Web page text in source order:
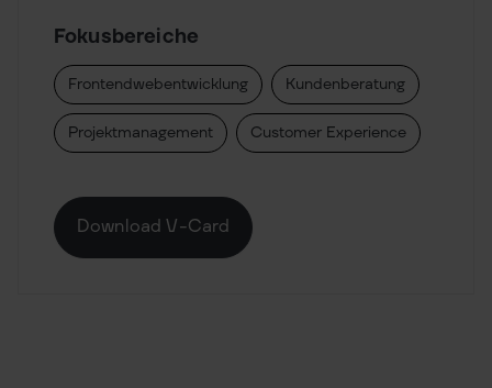
Fokusbereiche
Frontendwebentwicklung Kundenberatung
Projektmanagement Customer Experience
Download V-Card